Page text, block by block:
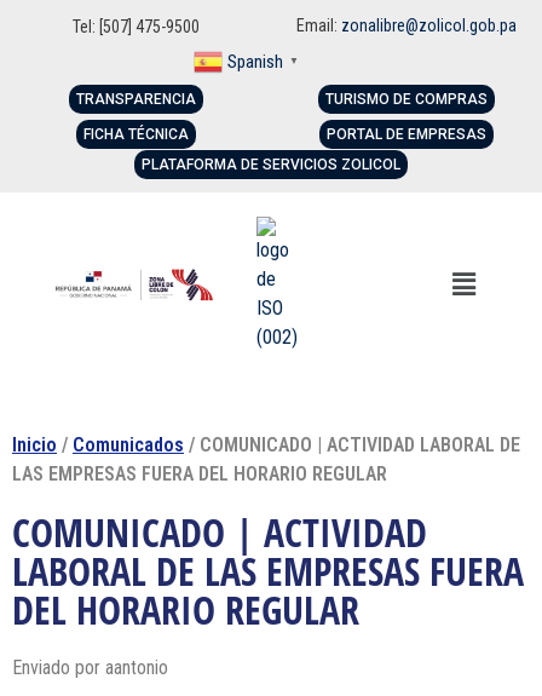
Tel: [507] 475-9500 Email: zonalibre@zolicol.gob.pa
Spanish ▼
TRANSPARENCIA
FICHA TÉCNICA
TURISMO DE COMPRAS
PORTAL DE EMPRESAS
PLATAFORMA DE SERVICIOS ZOLICOL
Inicio / Comunicados / COMUNICADO | ACTIVIDAD LABORAL DE
LAS EMPRESAS FUERA DEL HORARIO REGULAR
COMUNICADO | ACTIVIDAD
LABORAL DE LAS EMPRESAS FUERA
DEL HORARIO REGULAR
Enviado por aantonio